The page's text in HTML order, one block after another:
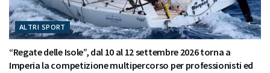
ALTRI SPORT
“Regate delle Isole”, dal 10 al 12 settembre 2026 torna a
Imperia la competizione multipercorso per professionisti ed